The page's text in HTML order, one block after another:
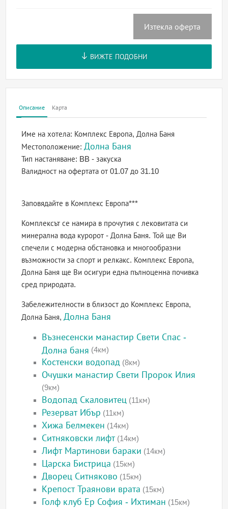
Изтекла оферта
ВИЖТЕ ПОДОБНИ
Описание Карта
Име на хотела: Комплекс Европа, Долна Баня
Местоположение: Долна Баня
Тип настаняване: BB - закуска
Валидност на офертатаот 01.07 до 31.10
Заповядайте в Комплекс Европа***
Комплексът се намира в прочутия с лековитата си
минерална вода куророт - Долна Баня. Той ще Ви
спечели с модерна обстановка и многообразни
възможности за спорт и релкакс. Комплекс Европа,
Долна Баня ще Ви осигури една пълноценна почивка
сред природата.
Забележителности в близост до Комплекс Европа,
Долна Баня, Долна Баня
Възнесенски манастир Свети Спас -
Долна баня (4км)
Костенски водопад (8км)
Очушки манастир Свети Пророк Илия
(9км)
Водопад Скаловитец (11км)
Резерват Ибър (11км)
Хижа Белмекен (14км)
Ситняковски лифт(14км)
Лифт Мартинови бараки (14км)
Царска Бистрица (15км)
Дворец Ситняково (15км)
Крепост Траянови врата (15км)
Голф клуб Ер София - Ихтиман (15км)